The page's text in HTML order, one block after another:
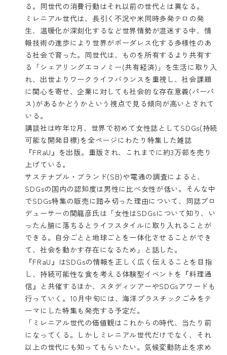
る。同世代の消費行動はそれ以前の世代とは異なる。
ミレニアル世代は、長引く不況や米同時多発テロの発
生、温暖化が深刻化するなど世界情勢が混迷する中、情
報技術の進歩により世界がボーダレス化する多様性のあ
る社会で育った。同世代は、ものを所有するより共有す
る「シェアリングエコノミー(共有経済)」を生活に取り入
れ、出世よりワークライフバランスを重視し、社会課題
に関心を寄せ、企業に対しても社会的な存在意義(パーパ
ス)があるかどうかという視点で見る傾向が高いとされて
いる。
講談社は昨年12月、世界で初めて女性誌としてSDGs(持続
可能な開発目標)を全ページにわたり特集した雑誌
『FRaU』を出版。重版され、これまでに約3万部を売り
上げている。
サステナブル・ブランド(SB)や電通の調査によると、
SDGsの国内の認知度は男性に比べ女性が低い。そんな中
でSDGs特集の販売に踏み切った理由について、同誌プロ
デューサーの関龍彦氏は「女性はSDGsについて知り、い
ったん腑に落ちるとライフスタイルに取り入れることが
できる。自分ごとと地球ごとを一体化させることができ
て、社会を動かす存在になるため」と話した。
『FRaU』はSDGsの情報を正しく広く伝えることを目指
し、持続可能性な食を考える体験型イベントを『料理通
信』と共催するほか、スタディツアーやSDGsアワードも
行っていく。10月中旬には、海洋プラスチックごみをテ
ーマにした特集も発売する予定だ。
「ミレニアル世代の価値観はこれからの時代、当たり前
になってくる。しかしミレニアル世代だけでなく、それ
以上の世代にも知ってもらいたい。気候変動防止を求め